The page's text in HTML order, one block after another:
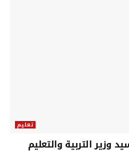
تعليم
وزير التربية والتعليم